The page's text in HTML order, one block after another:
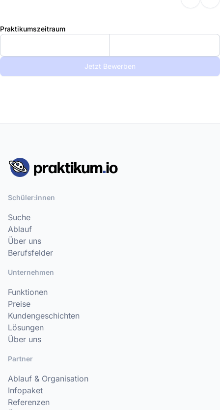
Praktikumszeitraum
Jetzt Bewerben
Schüler:innen
Suche
Ablauf
Über uns
Berufsfelder
Unternehmen
Funktionen
Preise
Kundengeschichten
Lösungen
Über uns
Partner
Ablauf & Organisation
Infopaket
Referenzen